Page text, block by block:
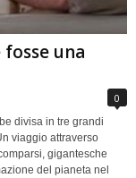
una
0
divisa in tre grandi
viaggio attraverso
gigantesche
del pianeta nel